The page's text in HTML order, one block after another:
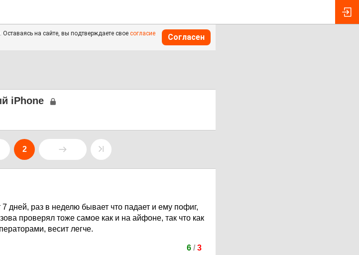
на сайте, вы подтверждаете свое согласие
Согласен
iPhone
2
дней, раз в неделю бывает что падает и ему пофиг,
проверял тоже самое как и на айфоне, так что как
весит легче.
6/ 3